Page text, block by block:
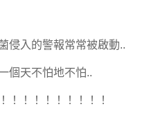
侵入的警報常常被啟動..
個天不怕地不怕..
！！！！！！！！！